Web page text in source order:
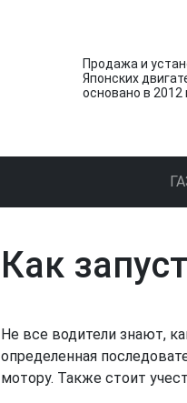
Продажа и
Японских
основано в 2012
Как
Не все водители знают,
определенная
мотору. Также стоит